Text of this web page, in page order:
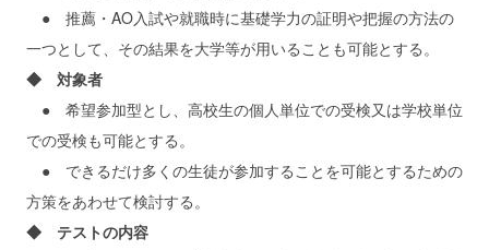
● 推薦・AO入試や就職時に基礎学力の証明や把握の方法の
一つとして、その結果を大学等が用いることも可能とする。
◆ 対象者
● 希望参加型とし、高校生の個人単位での受検又は学校単位
での受検も可能とする。
● できるだけ多くの生徒が参加することを可能とするための
方策をあわせて検討する。
◆ テストの内容